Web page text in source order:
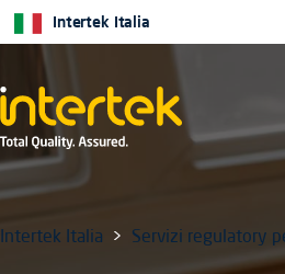
Intertek Italia
Intertek Italia Servizi regulatory